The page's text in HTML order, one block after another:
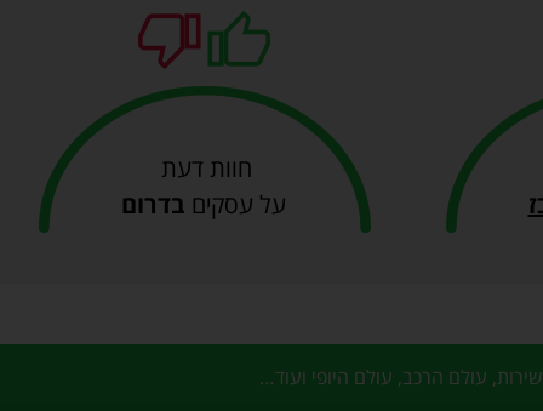
חוות דעת
על עסקים בדרום